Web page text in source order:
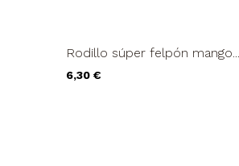
Rodillo súper felpón mango...
Precio
6,30 €